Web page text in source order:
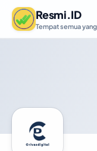
Resmi.ID
Tempat semua